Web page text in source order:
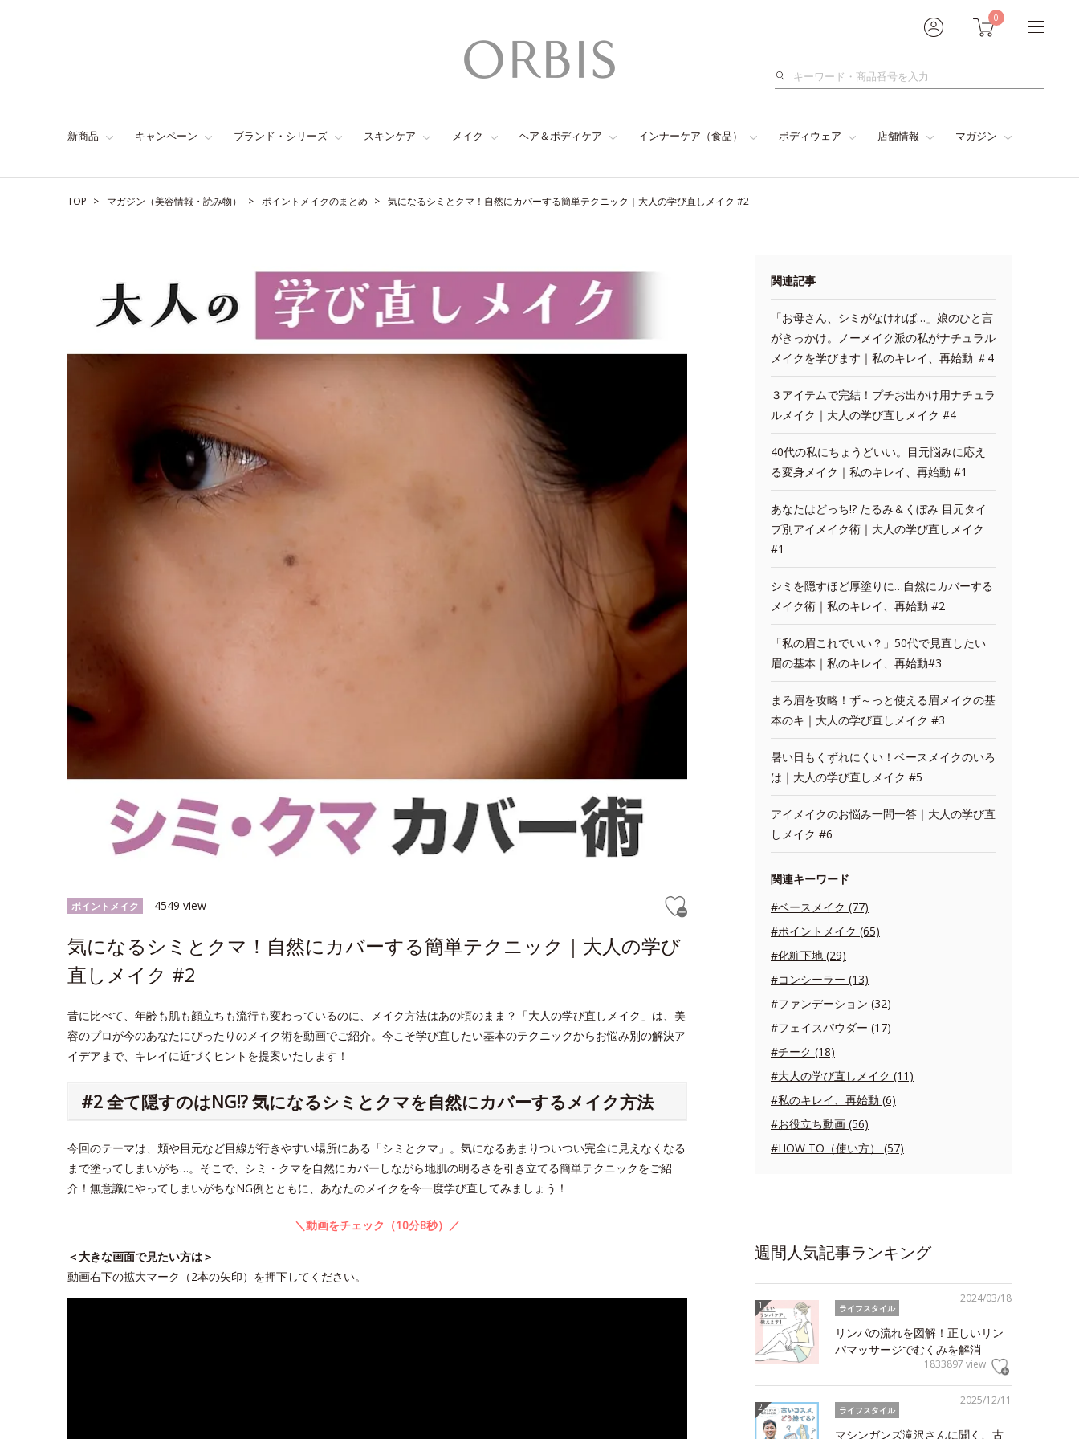
0
検
新商品 キャンペーン ブランド・シリーズ スキンケア メイク ヘア＆ボディケア インナーケア（食品） ボディウェア 店舗情報 マガジン
TOP マガジン（美容情報・読み物） ポイントメイクのまとめ 気になるシミとクマ！自然にカバーする簡単テクニック｜大人の学び直しメイク #2
ポイントメイク 4549 view
気になるシミとクマ！自然にカバーする簡単テクニック｜大人の学び
直しメイク #2
昔に比べて、年齢も肌も顔立ちも流行も変わっているのに、メイク方法はあの頃のまま？「大人の学び直しメイク」は、美
容のプロが今のあなたにぴったりのメイク術を動画でご紹介。今こそ学び直したい基本のテクニックからお悩み別の解決ア
イデアまで、キレイに近づくヒントを提案いたします！
#2 全て隠すのはNG!? 気になるシミとクマを自然にカバーするメイク方法
今回のテーマは、頬や目元など目線が行きやすい場所にある「シミとクマ」。気になるあまりついつい完全に見えなくなる
まで塗ってしまいがち…。そこで、シミ・クマを自然にカバーしながら地肌の明るさを引き立てる簡単テクニックをご紹
介！無意識にやってしまいがちなNG例とともに、あなたのメイクを今一度学び直してみましょう！
＼動画をチェック（10分8秒）／
＜大きな画面で見たい方は＞
動画右下の拡大マーク（2本の矢印）を押下してください。
関連記事
「お母さん、シミがなければ…」娘のひと言
がきっかけ。ノーメイク派の私がナチュラル
メイクを学びます｜私のキレイ、再始動 ＃4
３アイテムで完結！プチお出かけ用ナチュラ
ルメイク｜大人の学び直しメイク #4
40代の私にちょうどいい。目元悩みに応え
る変身メイク｜私のキレイ、再始動 #1
あなたはどっち!? たるみ＆くぼみ 目元タイ
プ別アイメイク術｜大人の学び直しメイク
#1
シミを隠すほど厚塗りに…自然にカバーする
メイク術｜私のキレイ、再始動 #2
「私の眉これでいい？」50代で見直したい
眉の基本｜私のキレイ、再始動#3
まろ眉を攻略！ず～っと使える眉メイクの基
本のキ｜大人の学び直しメイク #3
暑い日もくずれにくい！ベースメイクのいろ
は｜大人の学び直しメイク #5
アイメイクのお悩み一問一答｜大人の学び直
しメイク #6
関連キーワード
#ベースメイク (77)
#ポイントメイク (65)
#化粧下地 (29)
#コンシーラー (13)
#ファンデーション (32)
#フェイスパウダー (17)
#チーク (18)
#大人の学び直しメイク (11)
#私のキレイ、再始動 (6)
#お役立ち動画 (56)
#HOW TO（使い方） (57)
週間人気記事ランキング
2024/03/18
ライフスタイル
リンパの流れを図解！正しいリン
パマッサージでむくみを解消
1833897 view
2025/12/11
ライフスタイル
マシンガンズ滝沢さんに聞く、古